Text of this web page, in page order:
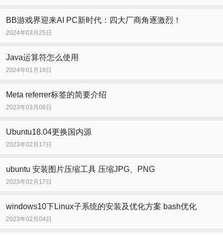
BB游戏界迎来AI PC新时代：四大厂商角逐激烈！
2024年03月25日
Java运算符怎么使用
2024年01月18日
Meta referrer标签的简要介绍
2023年03月06日
Ubuntu18.04更换国内源
2023年02月17日
ubuntu 安装图片压缩工具 压缩JPG、PNG
2023年02月17日
windows10下Linux子系统的安装及优化方案 bash优化
2023年02月04日